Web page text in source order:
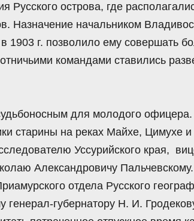
острова, где
Назначение начальником
1903 г. позволило ему совершать
командами ставились
для молодого
старины на реках Майхе, Цимухе и
Уссурийского края,
Александровичу
отдела Русского
губернатору Н. И.